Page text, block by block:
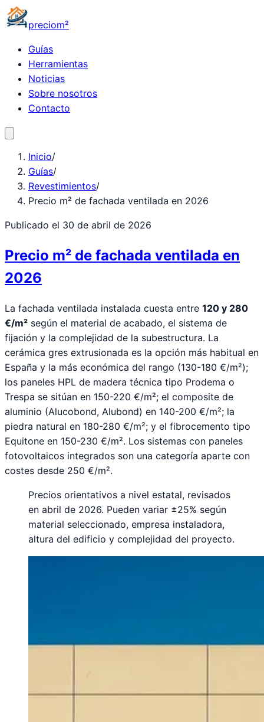
preciom²
Guías
Herramientas
Noticias
Sobre nosotros
Contacto
Inicio/
Guías/
Revestimientos/
Precio m² de fachada ventilada en 2026
Publicado el 30 de abril de 2026
Precio m² de fachada ventilada en
2026
La fachada ventilada instalada cuesta entre 120 y 280
€/m² según el material de acabado, el sistema de
fijación y la complejidad de la subestructura. La
cerámica gres extrusionada es la opción más habitual en
España y la más económica del rango (130-180 €/m²);
los paneles HPL de madera técnica tipo Prodema o
Trespa se sitúan en 150-220 €/m²; el composite de
aluminio (Alucobond, Alubond) en 140-200 €/m²; la
piedra natural en 180-280 €/m²; y el fibrocemento tipo
Equitone en 150-230 €/m². Los sistemas con paneles
fotovoltaicos integrados son una categoría aparte con
costes desde 250 €/m².
Precios orientativos a nivel estatal, revisados
en abril de 2026. Pueden variar ±25% según
material seleccionado, empresa instaladora,
altura del edificio y complejidad del proyecto.